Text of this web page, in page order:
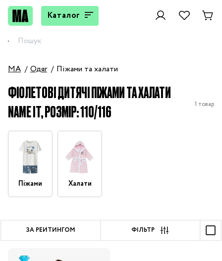
Каталог
MA Одяг Піжами та халати
ФІОЛЕТОВІ ДИТЯЧІ ПІЖАМИ ТА ХАЛАТИ
NAME IT, РОЗМІР: 110/116
1 товар
Піжами Халати
ЗА РЕЙТИНГОМ ФІЛЬТР